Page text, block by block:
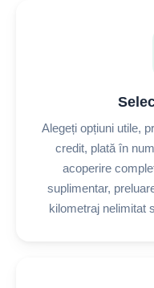
Alegeți opțiuni utile,
credit, plată în
acoperire
suplimentar,
kilometraj nelimitat